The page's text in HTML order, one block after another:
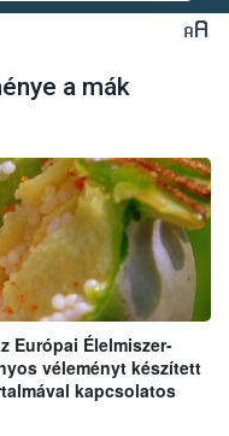
a mák
Európai Élelmiszer-
véleményt készített
kapcsolatos